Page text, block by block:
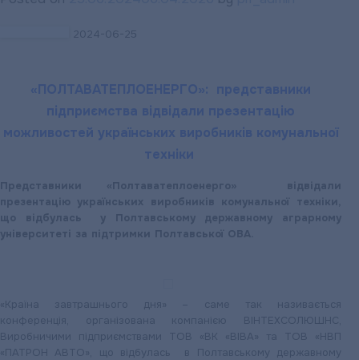
2024-06-25
«ПОЛТАВАТЕПЛОЕНЕРГО»: представники
підприємства відвідали презентацію
можливостей українських виробників комунальної
техніки
Представники «Полтаватеплоенерго» відвідали
презентацію українських виробників комунальної техніки,
що відбулась у Полтавському державному аграрному
університеті за підтримки Полтавської ОВА.
«Країна завтрашнього дня» – саме так називається
конференція, організована компанією ВІНТЕХСОЛЮШНС,
Виробничими підприємствами ТОВ «ВК «ВІВА» та ТОВ «НВП
«ПАТРОН АВТО», що відбулась в Полтавському державному